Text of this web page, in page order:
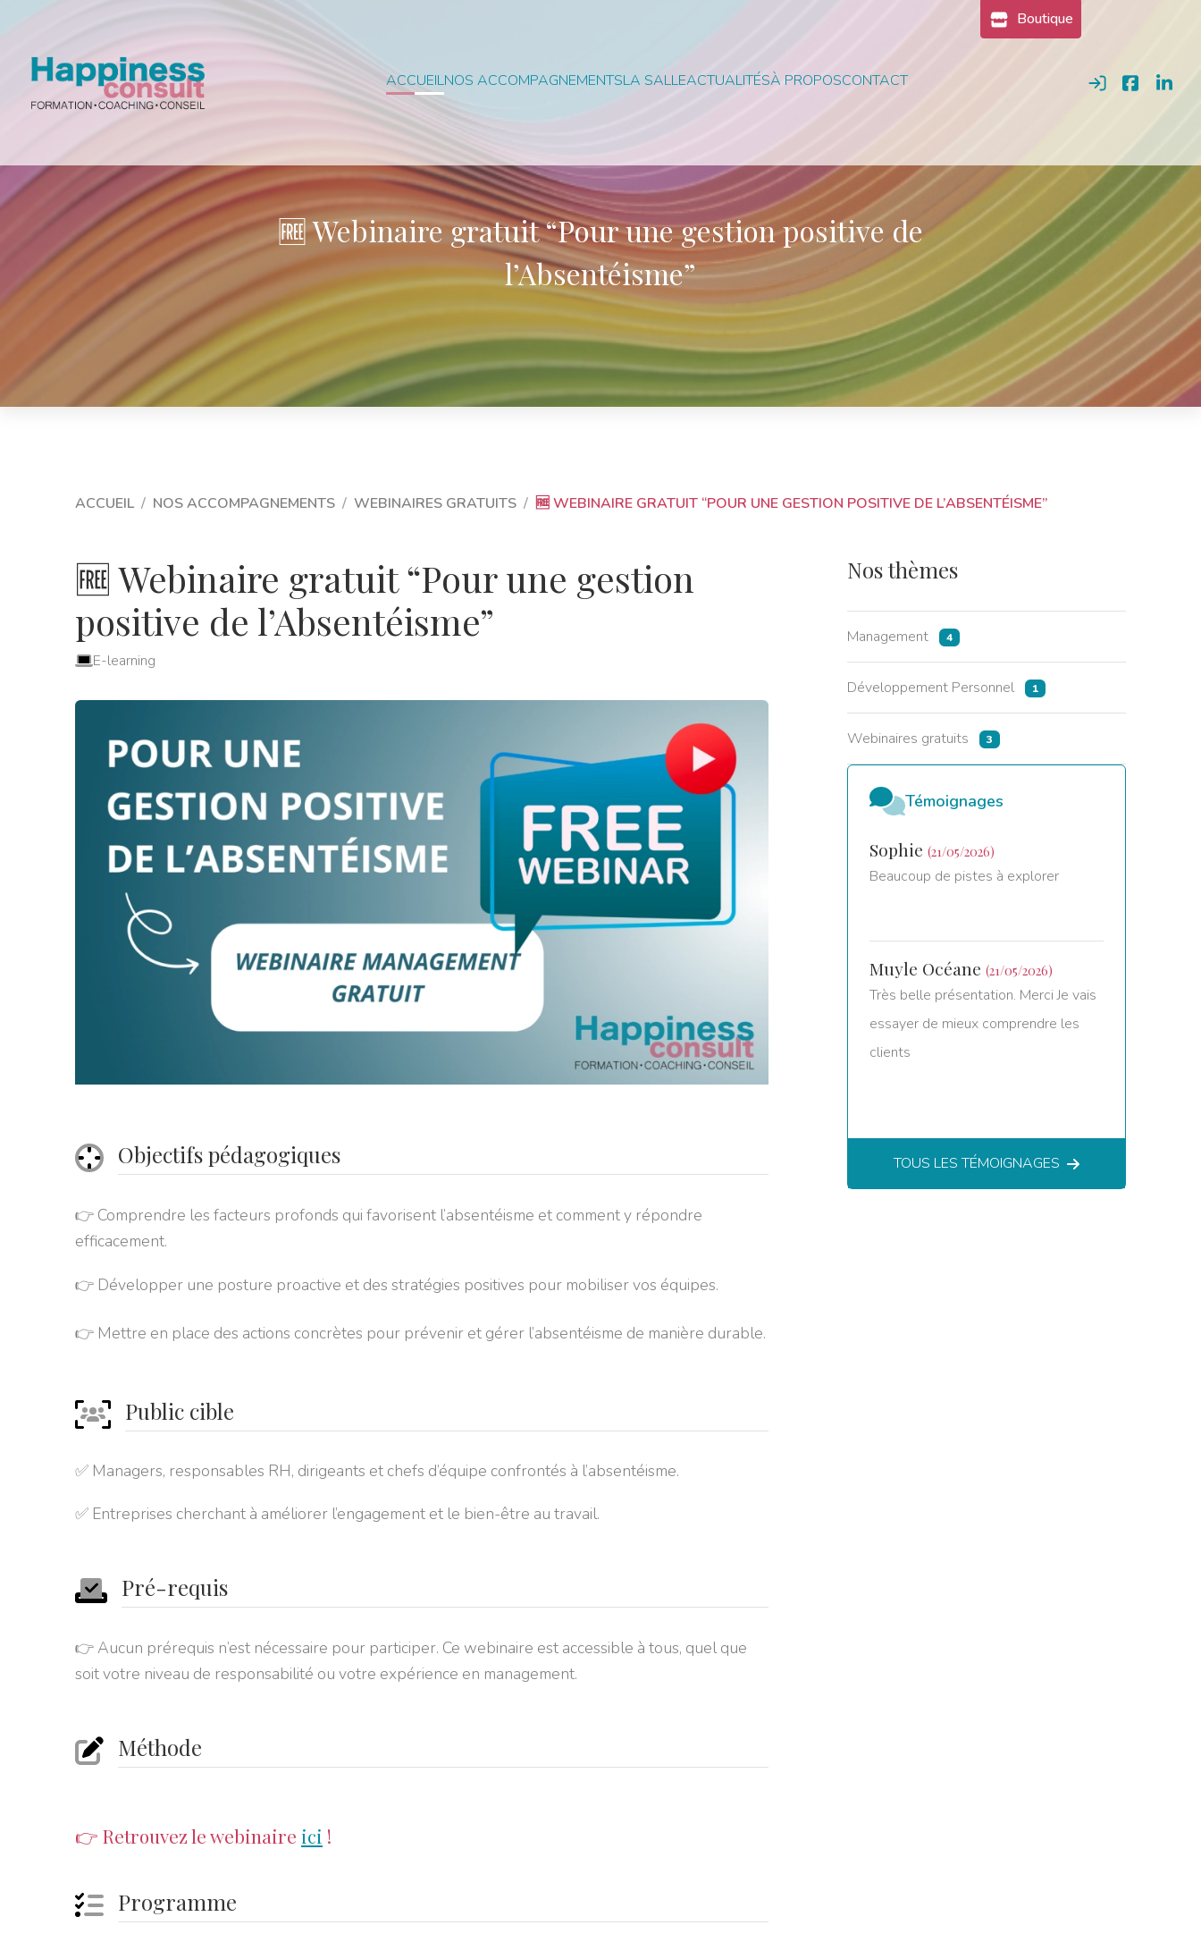
Boutique
ACCUEILNOS ACCOMPAGNEMENTSLA SALLEACTUALITÉSÀ PROPOSCONTACT Se connecter
🆓 Webinaire gratuit “Pour une gestion positive de
l’Absentéisme”
ACCUEIL NOS ACCOMPAGNEMENTS WEBINAIRES GRATUITS 🆓 WEBINAIRE GRATUIT “POUR UNE GESTION POSITIVE DE L’ABSENTÉISME”
🆓 Webinaire gratuit “Pour une gestion
positive de l’Absentéisme”
E-learning
Objectifs pédagogiques
👉 Comprendre les facteurs profonds qui favorisent l’absentéisme et comment y répondre
efficacement.
👉 Développer une posture proactive et des stratégies positives pour mobiliser vos équipes.
👉 Mettre en place des actions concrètes pour prévenir et gérer l’absentéisme de manière durable.
Public cible
✅ Managers, responsables RH, dirigeants et chefs d’équipe confrontés à l’absentéisme.
✅ Entreprises cherchant à améliorer l’engagement et le bien-être au travail.
Pré-requis
👉 Aucun prérequis n’est nécessaire pour participer. Ce webinaire est accessible à tous, quel que
soit votre niveau de responsabilité ou votre expérience en management.
Méthode
👉 Retrouvez le webinaire ici !
Programme
Nos thèmes
Management 4
Développement Personnel 1
Webinaires gratuits 3
Témoignages
Sophie (21/05/2026)
Beaucoup de pistes à explorer
Muyle Océane (21/05/2026)
Très belle présentation. Merci Je vais
essayer de mieux comprendre les
clients
TOUS LES TÉMOIGNAGES